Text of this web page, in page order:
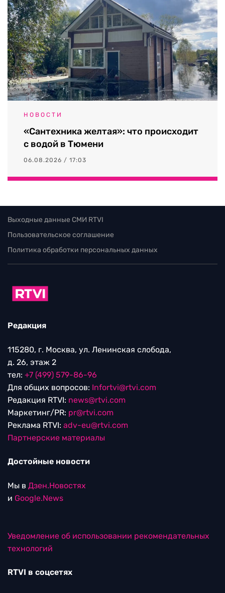
НОВОСТИ
«Сантехника желтая»: что происходит
с водой в Тюмени
06.08.2026 / 17:03
Выходные данные СМИ RTVI
Пользовательское соглашение
Политика обработки персональных данных
Редакция
115280, г. Москва, ул. Ленинская слобода,
д. 26, этаж 2
тел: +7 (499) 579-86-96
Для общих вопросов: Infortvi@rtvi.com
Редакция RTVI: news@rtvi.com
Маркетинг/PR: pr@rtvi.com
Реклама RTVI: adv-eu@rtvi.com
Партнерские материалы
Достойные новости
Мы в Дзен.Новостях
и Google.News
Уведомление об использовании рекомендательных
технологий
RTVI в соцсетях